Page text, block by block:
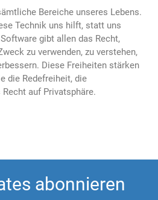
Bereiche unseres Lebens.
Technik uns hilft, statt uns
gibt allen das Recht,
zu verwenden, zu verstehen,
Diese Freiheiten stärken
die Redefreiheit, die
auf Privatsphäre.
abonnieren